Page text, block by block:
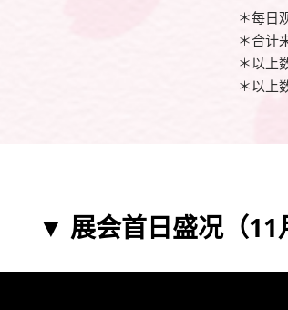
＊每日
＊合计
＊以上
＊以上
▼ 展会首日盛况（